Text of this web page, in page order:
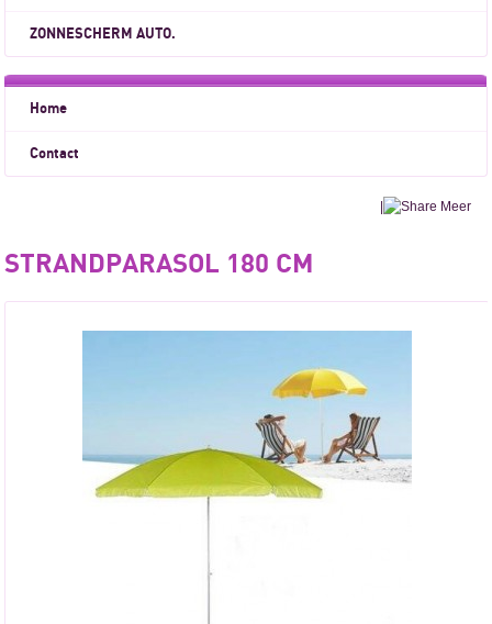
ZONNESCHERM AUTO.
Home
Contact
| Meer
STRANDPARASOL 180 CM